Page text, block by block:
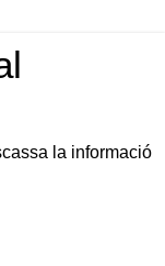
la informació